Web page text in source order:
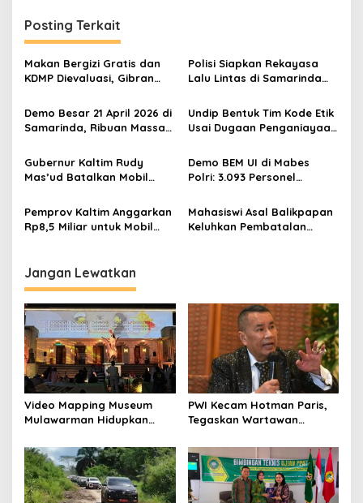
Posting Terkait
Makan Bergizi Gratis dan
KDMP Dievaluasi, Gibran
Diperbaiki
Polisi Siapkan Rekayasa
Lalu Lintas di Samarinda
Personel Diterjunkan
Demo Besar 21 April 2026 di
Samarinda, Ribuan Massa
Kaltim
Undip Bentuk Tim Kode Etik
Usai Dugaan Penganiayaan
Sosial
Gubernur Kaltim Rudy
Mas’ud Batalkan Mobil
Banjir Kritik
Demo BEM UI di Mabes
Polri: 3.093 Personel
Tuntut Copot Kapolri
Pemprov Kaltim Anggarkan
Rp8,5 Miliar untuk Mobil
Mahasiswi Asal Balikpapan
Keluhkan Pembatalan
Jangan Lewatkan
Video Mapping Museum
Mulawarman Hidupkan
Melenu
PWI Kecam Hotman Paris,
Tegaskan Wartawan